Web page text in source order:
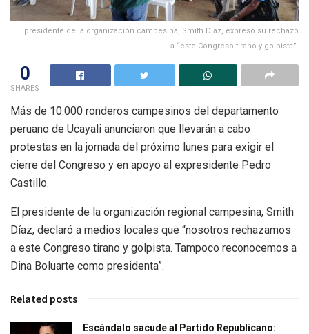
El presidente de la organización campesina, Smith Díaz, expresó su rechazo
a “este Congreso tirano y golpista”.
0
SHARES
Más de 10.000 ronderos campesinos del departamento
peruano de Ucayali anunciaron que llevarán a cabo
protestas en la jornada del próximo lunes para exigir el
cierre del Congreso y en apoyo al expresidente Pedro
Castillo.
El presidente de la organización regional campesina, Smith
Díaz, declaró a medios locales que “nosotros rechazamos
a este Congreso tirano y golpista. Tampoco reconocemos a
Dina Boluarte como presidenta”.
Related posts
Escándalo sacude al Partido Republicano: